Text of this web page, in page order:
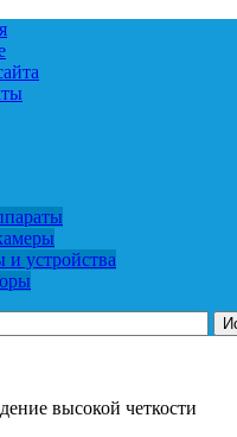
и устройства
высокой четкости